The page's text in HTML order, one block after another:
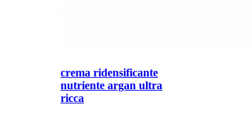
crema ridensificante
nutriente argan ultra
ricca